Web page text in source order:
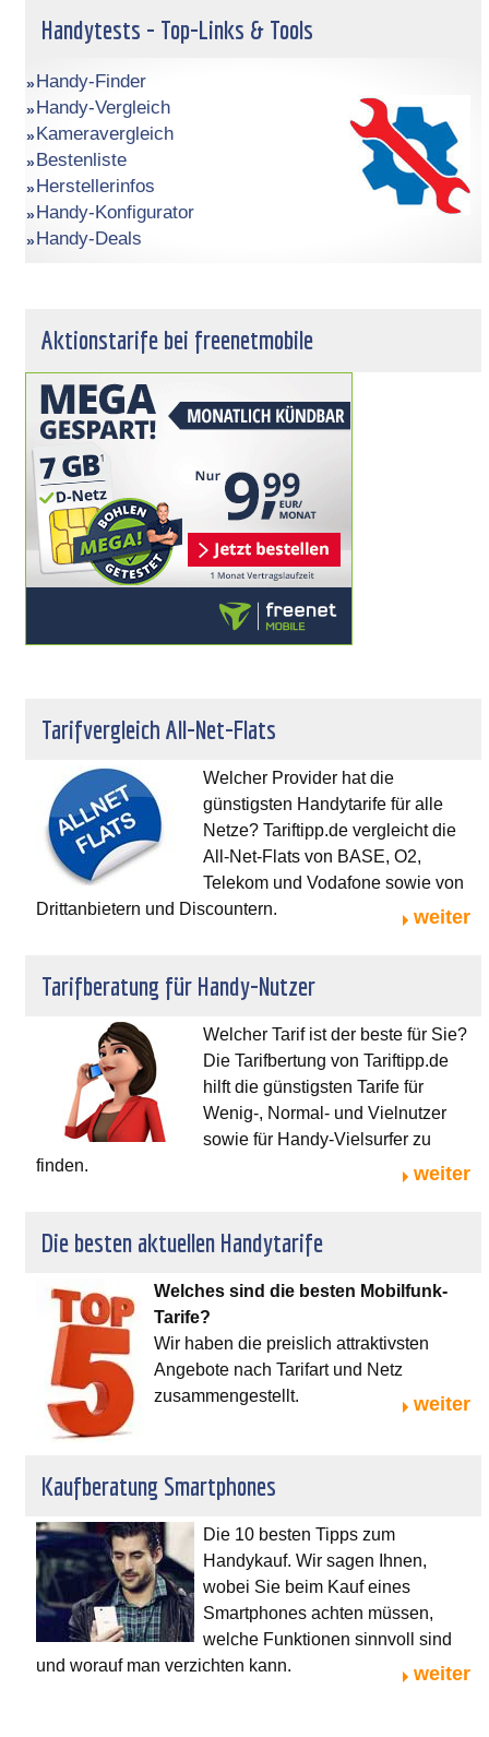
Handytests - Top-Links & Tools
Handy-Finder
Handy-Vergleich
Kameravergleich
Bestenliste
Herstellerinfos
Handy-Konfigurator
Handy-Deals
Aktionstarife bei freenetmobile
Tarifvergleich All-Net-Flats
Welcher Provider hat die
günstigsten Handytarife für alle
Netze? Tariftipp.de vergleicht die
All-Net-Flats von BASE, O2,
Telekom und Vodafone sowie von
Drittanbietern und Discountern.
weiter
Tarifberatung für Handy-Nutzer
Welcher Tarif ist der beste für Sie?
Die Tarifbertung von Tariftipp.de
hilft die günstigsten Tarife für
Wenig-, Normal- und Vielnutzer
sowie für Handy-Vielsurfer zu
finden.
weiter
Die besten aktuellen Handytarife
Welches sind die besten Mobilfunk-
Tarife?
Wir haben die preislich attraktivsten
Angebote nach Tarifart und Netz
zusammengestellt.
weiter
Kaufberatung Smartphones
Die 10 besten Tipps zum
Handykauf. Wir sagen Ihnen,
wobei Sie beim Kauf eines
Smartphones achten müssen,
welche Funktionen sinnvoll sind
und worauf man verzichten kann.
weiter